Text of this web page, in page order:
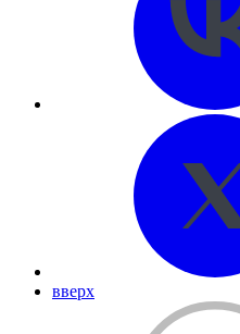
вверх